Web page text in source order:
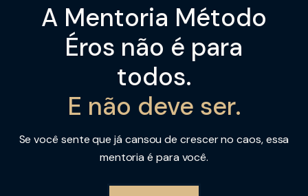
A Mentoria Método
Éros não é para
todos.
E não deve ser.
Se você sente que já cansou de crescer no caos, essa
mentoria é para você.